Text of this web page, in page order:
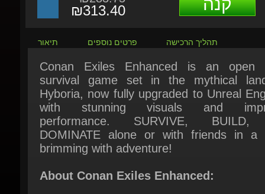
תיאור פרטים נוספים תהליך הרכישה
Conan Exiles Enhanced is an open
Hyboria, now fully upgraded to Unreal
with stunning visuals and
performance. SURVIVE, BUILD,
DOMINATE alone or with friends in a
brimming with adventure!
About Conan Exiles Enhanced:
Conan Exiles Enhanced is an Open